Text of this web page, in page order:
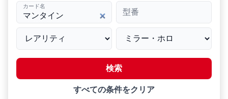
カード名
型番
検索
すべての条件をクリア